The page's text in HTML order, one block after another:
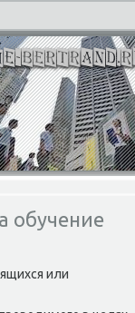
обучение
или